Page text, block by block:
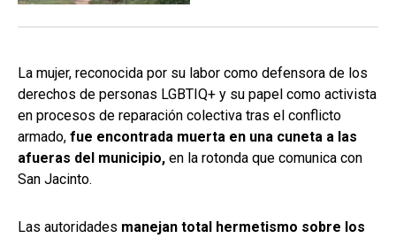
La mujer, reconocida por su labor como defensora de los
derechos de personas LGBTIQ+ y su papel como activista
en procesos de reparación colectiva tras el conflicto
armado, fue encontrada muerta en una cuneta a las
afueras del municipio, en la rotonda que comunica con
San Jacinto.
Las autoridades manejan total hermetismo sobre los